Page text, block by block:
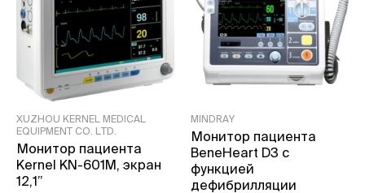
XUZHOU KERNEL MEDICAL
EQUIPMENT CO. LTD.
Монитор пациента
Kernel KN-601M, экран
12,1”
MINDRAY
Монитор пациента
BeneHeart D3 с
функцией
дефибрилляции